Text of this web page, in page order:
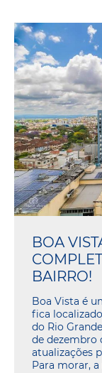
BOA
BAIRRO!
Boa Vista é
fica
do Rio
de dezembro
atualizações
Para morar,